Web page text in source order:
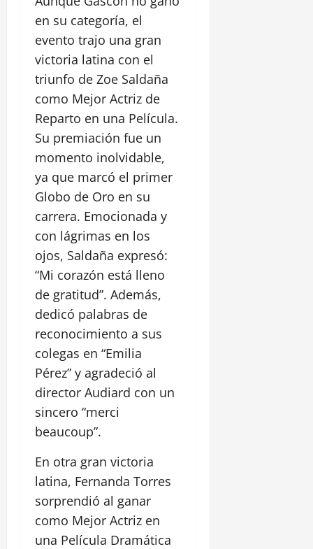
en su categoría, el
evento trajo una gran
victoria latina con el
triunfo de Zoe Saldaña
como Mejor Actriz de
Reparto en una Película.
Su premiación fue un
momento inolvidable,
ya que marcó el primer
Globo de Oro en su
carrera. Emocionada y
con lágrimas en los
ojos, Saldaña expresó:
“Mi corazón está lleno
de gratitud”. Además,
dedicó palabras de
reconocimiento a sus
colegas en “Emilia
Pérez” y agradeció al
director Audiard con un
sincero “merci
beaucoup”.
En otra gran victoria
latina, Fernanda Torres
sorprendió al ganar
como Mejor Actriz en
una Película Dramática